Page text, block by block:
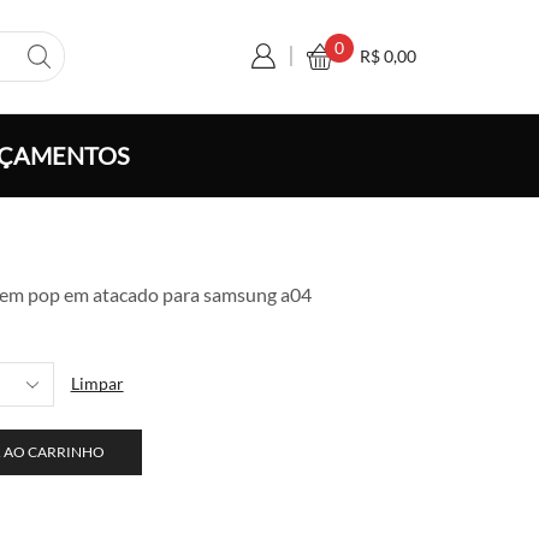
0 R$0,00
pop em atacado para samsung a04
Limpar
CARRINHO